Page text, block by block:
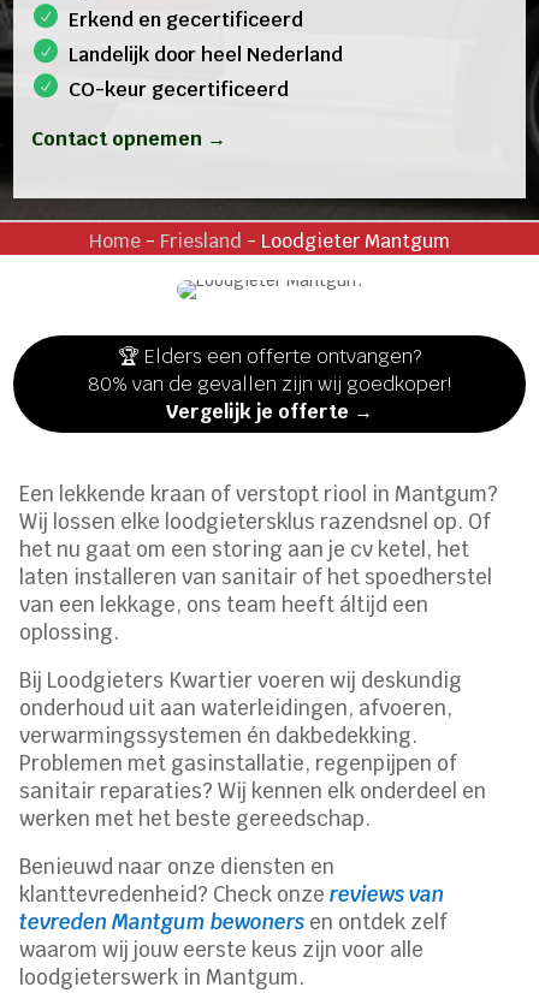
Erkend en gecertificeerd
Landelijk door heel Nederland
CO-keur gecertificeerd
Contact opnemen →
Home- Friesland - Loodgieter Mantgum
🏆 Elders een offerte ontvangen?
80% van de gevallen zijn wij goedkoper!
Vergelijk je offerte →
Een lekkende kraan of verstopt riool in Mantgum?
Wij lossen elke loodgietersklus razendsnel op. Of
het nu gaat om een storing aan je cv ketel, het
laten installeren van sanitair of het spoedherstel
van een lekkage, ons team heeft áltijd een
oplossing.
Bij Loodgieters Kwartier voeren wij deskundig
onderhoud uit aan waterleidingen, afvoeren,
verwarmingssystemen én dakbedekking.
Problemen met gasinstallatie, regenpijpen of
sanitair reparaties? Wij kennen elk onderdeel en
werken met het beste gereedschap.
Benieuwd naar onze diensten en
klanttevredenheid? Check onzereviews van
tevreden Mantgum bewoners en ontdek zelf
waarom wij jouw eerste keus zijn voor alle
loodgieterswerk in Mantgum.